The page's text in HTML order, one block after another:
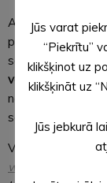
Atbilstoši
pacientiem no 14
saņemta viņu
vecuma paši var
nepieciešama
saņemšanai.
Vakcinācijai
Jūs varat
“Piekrītu”
klikšķinot uz
klikšķināt uz
Jūs jebkurā